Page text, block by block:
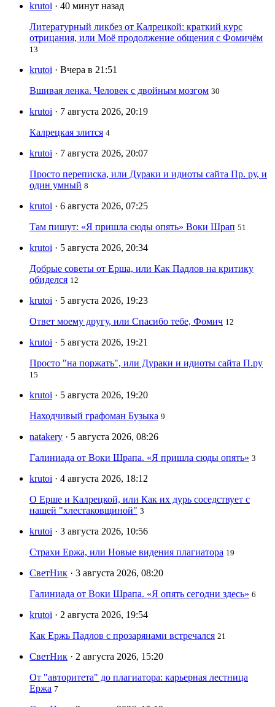
krutoi · 40 минут назад
Литературный ликбез от Калрецкой: краткий курс
отрицания, или Моё продолжение общения с Фомичём
13
krutoi · Вчера в 21:51
Вшивая ленка. Человек с двойным мозгом 30
krutoi · 7 августа 2026, 20:19
Калрецкая злится 4
krutoi · 7 августа 2026, 20:07
Просто переписка, или Дураки и идиоты сайта Пр. ру, и
один умный 8
krutoi · 6 августа 2026, 07:25
Там пишут: «Я пришла сюды опять» Воки Шрап 51
krutoi · 5 августа 2026, 20:34
Добрые советы от Ерша, или Как Падлов на критику
обиделся 12
krutoi · 5 августа 2026, 19:23
Ответ моему другу, или Спасибо тебе, Фомич 12
krutoi · 5 августа 2026, 19:21
Просто "на поржать", или Дураки и идиоты сайта П.ру
15
krutoi · 5 августа 2026, 19:20
Находчивый графоман Бузыка 9
natakery · 5 августа 2026, 08:26
Галиниада от Воки Шрапа. «Я пришла сюды опять» 3
krutoi · 4 августа 2026, 18:12
О Ерше и Калрецкой, или Как их дурь соседствует с
нашей "хлестаковщиной" 3
krutoi · 3 августа 2026, 10:56
Страхи Ержа, или Новые видения плагиатора 19
СветНик · 3 августа 2026, 08:20
Галиниада от Воки Шрапа. «Я опять сегодни здесь» 6
krutoi · 2 августа 2026, 19:54
Как Ержь Падлов с прозарянами встречался 21
СветНик · 2 августа 2026, 15:20
От "авторитета" до плагиатора: карьерная лестница
Ержа 7